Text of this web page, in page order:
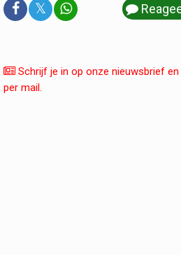
𝕏
Schrijf je in op onze nieuwsbrief
per mail.